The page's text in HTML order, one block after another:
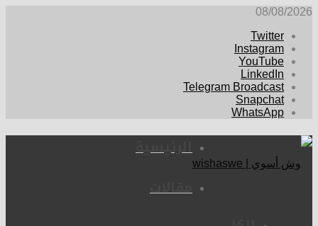
08/08/2026
Twitter
Instagram
YouTube
LinkedIn
Telegram Broadcast
Snapchat
WhatsApp
الرئيسية
مقالات